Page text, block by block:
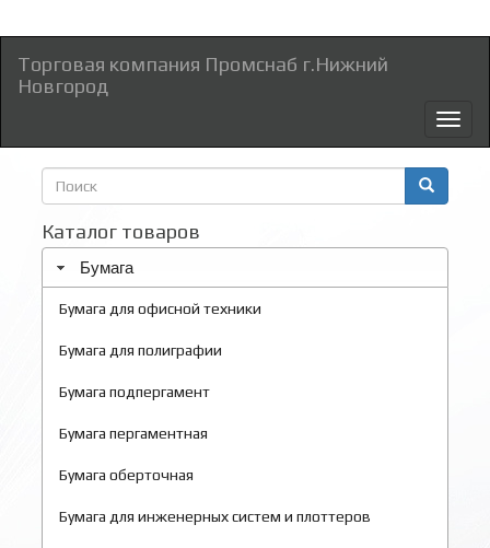
Торговая компания Промснаб г.Нижний
Новгород
Форма
поиска
Каталог товаров
Бумага
Бумага для офисной техники
Бумага для полиграфии
Бумага подпергамент
Бумага пергаментная
Бумага оберточная
Бумага для инженерных систем и плоттеров